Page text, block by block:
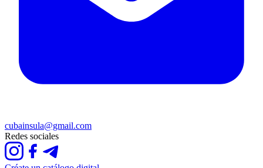
cubainsula@gmail.com
Redes sociales